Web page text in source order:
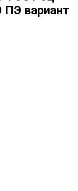
ПЭ вариант